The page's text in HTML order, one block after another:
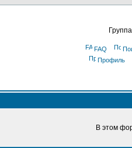
FAQ
Профиль
В этом